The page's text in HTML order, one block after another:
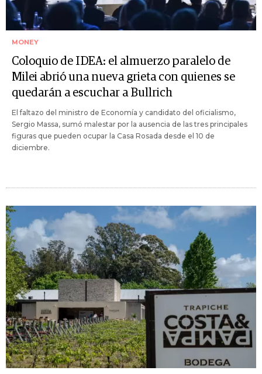
MONEY
Coloquio de IDEA: el almuerzo paralelo de
Milei abrió una nueva grieta con quienes se
quedarán a escuchar a Bullrich
El faltazo del ministro de Economía y candidato del oficialismo,
Sergio Massa, sumó malestar por la ausencia de las tres principales
figuras que pueden ocupar la Casa Rosada desde el 10 de
diciembre.